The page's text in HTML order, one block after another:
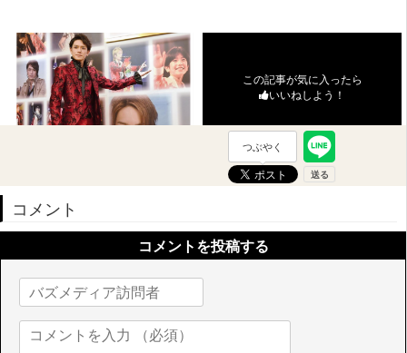
この記事が気に入ったら
いいねしよう！
つぶやく
コメント
コメントを投稿する